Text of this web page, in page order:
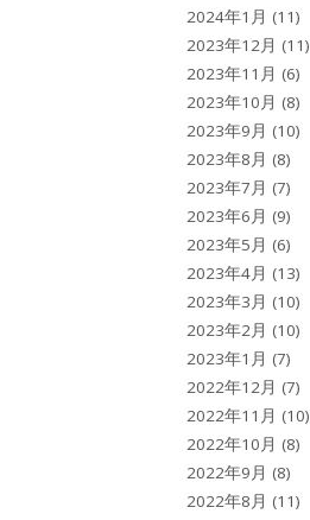
2024年1月 (11)
2023年12月 (11)
2023年11月 (6)
2023年10月 (8)
2023年9月 (10)
2023年8月 (8)
2023年7月 (7)
2023年6月 (9)
2023年5月 (6)
2023年4月 (13)
2023年3月 (10)
2023年2月 (10)
2023年1月 (7)
2022年12月 (7)
2022年11月 (10)
2022年10月 (8)
2022年9月 (8)
2022年8月 (11)